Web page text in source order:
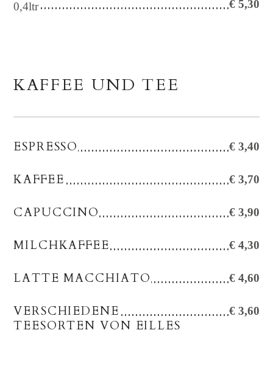
0,4ltr
€ 5,30
KAFFEE UND TEE
ESPRESSO € 3,40
KAFFEE € 3,70
CAPUCCINO € 3,90
MILCHKAFFEE € 4,30
LATTE MACCHIATO € 4,60
VERSCHIEDENE
TEESORTEN VON EILLES
€ 3,60